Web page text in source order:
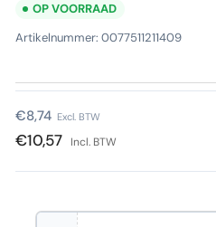
OP VOORRAAD
Artikelnummer: 0077511211409
Normale
prijs
€8,74 Excl. BTW
€10,57 Incl. BTW